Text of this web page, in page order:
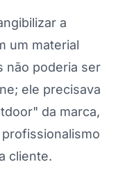
a
um material
não poderia ser
ele precisava
da marca,
cliente.